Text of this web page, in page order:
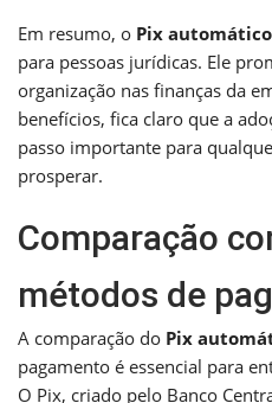
Em resumo, o Pix automático
para pessoas jurídicas. Ele
organização nas finanças da
benefícios, fica claro que a
passo importante para
prosperar.
Comparação
métodos de
A comparação do Pix
pagamento é essencial para
O Pix, criado pelo Banco